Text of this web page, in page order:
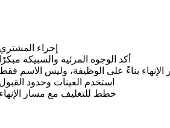
إجراء المشتري
أكد الوجوه المرئية والسبيكة مبكرًا
الإنهاء بناءً على الوظيفة، وليس الاسم فقط
استخدم العينات وحدود القبول
خطط للتغليف مع مسار الإنهاء